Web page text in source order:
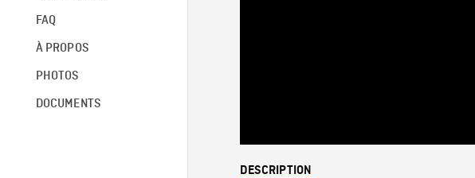
FAQ
À PROPOS
PHOTOS
DOCUMENTS
DESCRIPTION